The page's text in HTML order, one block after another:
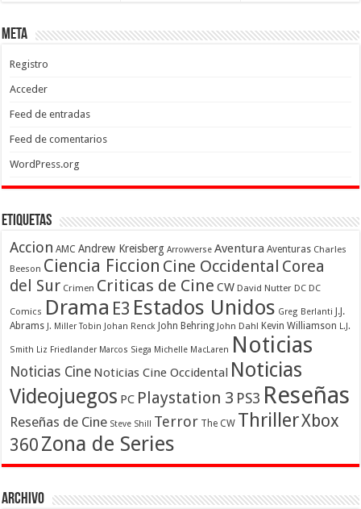
Meta
Registro
Acceder
Feed de entradas
Feed de comentarios
WordPress.org
Etiquetas
Accion AMC Andrew Kreisberg Arrowverse Aventura Aventuras Charles
Beeson Ciencia Ficcion Cine Occidental Corea
del Sur Crimen Criticas de Cine CW David Nutter DC DC
Comics Drama E3 Estados Unidos Greg Berlanti
J.J.
Abrams J. Miller Tobin Johan Renck John Behring John Dahl Kevin Williamson L.J.
Smith Liz Friedlander Marcos Siega Michelle MacLaren Noticias
Noticias Cine Noticias Cine Occidental Noticias
Videojuegos PC Playstation 3 PS3 Reseñas
Reseñas de Cine Steve Shill Terror The CW ThrillerXbox
360 Zona de Series
Archivo